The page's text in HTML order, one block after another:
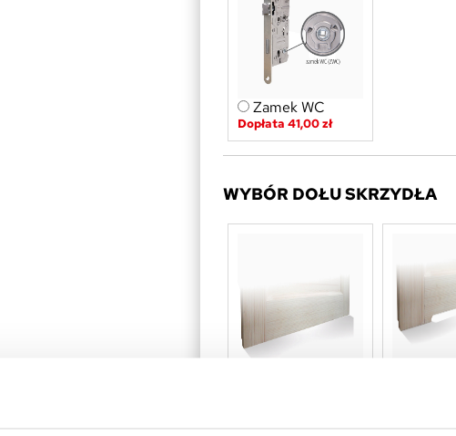
Zamek WC
Dopłata 41,00 zł
WYBÓR DOŁU SKRZYDŁA